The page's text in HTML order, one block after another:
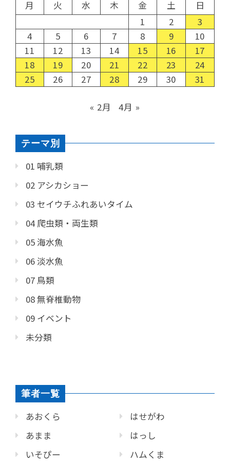
月
火 水 木 金 土
日
1
2
3
4
5 6 7 8 9
10
11
12 13 14 15 16
17
18
19 20 21 22 23
24
25
26 27 28 29 30 31
« 2月 4月 »
テーマ別
01 哺乳類
02 アシカショー
03 セイウチふれあいタイム
04 爬虫類・両生類
05 海水魚
06 淡水魚
07 鳥類
08 無脊椎動物
09 イベント
未分類
筆者一覧
あおくら
あまま
いそぴー
はせがわ
はっし
ハムくま